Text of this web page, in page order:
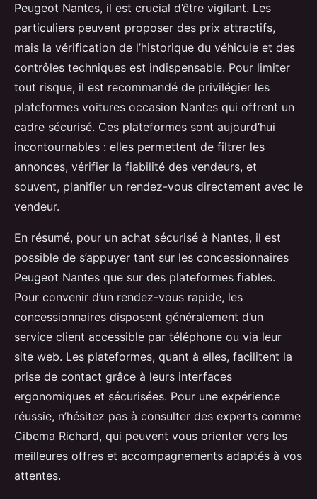
Peugeot Nantes, il est crucial d’être vigilant. Les
particuliers peuvent proposer des prix attractifs,
mais la vérification de l’historique du véhicule et des
contrôles techniques est indispensable. Pour limiter
tout risque, il est recommandé de privilégier les
plateformes voitures occasion Nantes qui offrent un
cadre sécurisé. Ces plateformes sont aujourd’hui
incontournables : elles permettent de filtrer les
annonces, vérifier la fiabilité des vendeurs, et
souvent, planifier un rendez-vous directement avec le
vendeur.
En résumé, pour un achat sécurisé à Nantes, il est
possible de s’appuyer tant sur les concessionnaires
Peugeot Nantes que sur des plateformes fiables.
Pour convenir d’un rendez-vous rapide, les
concessionnaires disposent généralement d’un
service client accessible par téléphone ou via leur
site web. Les plateformes, quant à elles, facilitent la
prise de contact grâce à leurs interfaces
ergonomiques et sécurisées. Pour une expérience
réussie, n’hésitez pas à consulter des experts comme
Cibema Richard, qui peuvent vous orienter vers les
meilleures offres et accompagnements adaptés à vos
attentes.